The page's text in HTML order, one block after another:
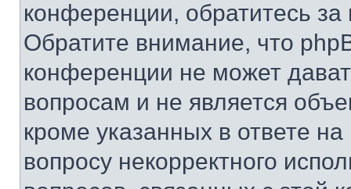
конференции, обратитесь
Обратите внимание, что
конференции не может
вопросам и не является
кроме указанных в ответе
вопросу некорректного